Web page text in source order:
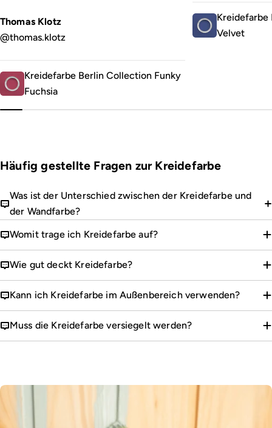
Thomas Klotz
@thomas.klotz
Kreidefarbe Berlin Collection Funky
Fuchsia
Kreidefarbe
Velvet
Häufig gestellte Fragen zur Kreidefarbe
Was ist der Unterschied zwischen der Kreidefarbe und
der Wandfarbe?
Womit trage ich Kreidefarbe auf?
Wie gut deckt Kreidefarbe?
Kann ich Kreidefarbe im Außenbereich verwenden?
Muss die Kreidefarbe versiegelt werden?